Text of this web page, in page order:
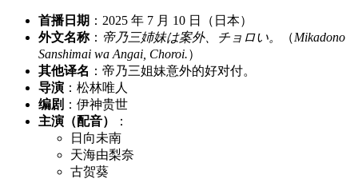
首播日期 ：2025 年 7 月 10 日（日本）
外文名称： 帝乃三姉妹は案外、チョロい。 （Mikadono
Sanshimai wa Angai, Choroi.）
其他译名 ：帝乃三姐妹意外的好对付。
导演 ：松林唯人
编剧 ：伊神贵世
主演（配音）
：
日向未南
天海由梨奈
古贺葵